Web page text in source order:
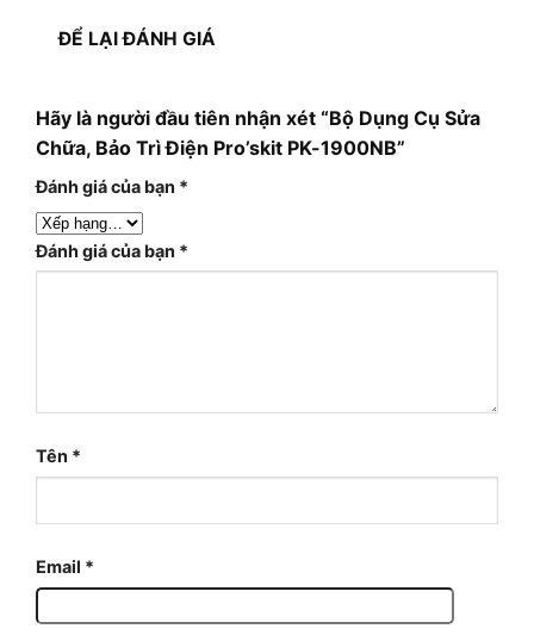
ĐỂ LẠI ĐÁNH GIÁ
Hãy là người đầu tiên nhận xét “Bộ Dụng Cụ Sửa
Chữa, Bảo Trì Điện Pro’skit PK-1900NB”
Đánh giá của bạn *
Đánh giá của bạn *
Tên *
Email *